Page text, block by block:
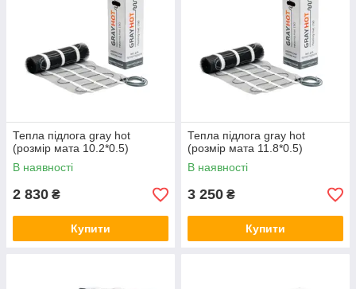
Тепла підлога gray hot
(розмір мата 10.2*0.5)
В наявності
2 830 ₴
Купити
Тепла підлога gray hot
(розмір мата 11.8*0.5)
В наявності
3 250 ₴
Купити